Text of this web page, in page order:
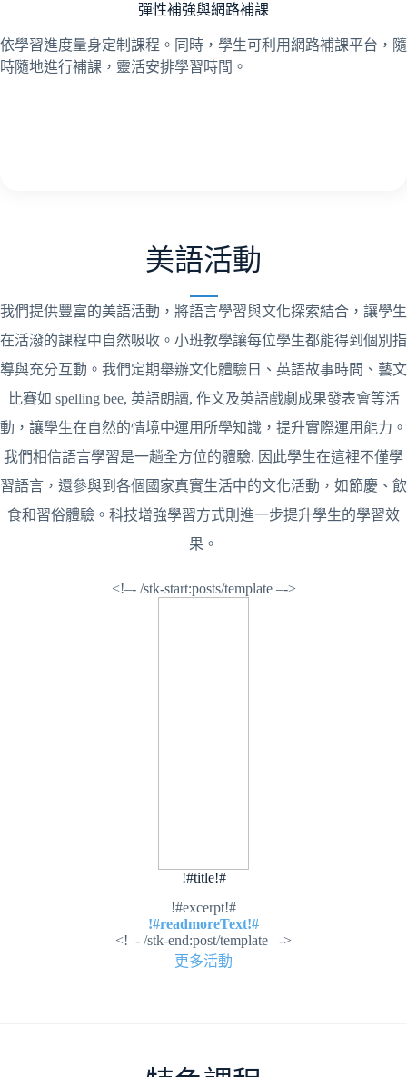
彈性補強與網路補課
依學習進度量身定制課程。同時，學生可利用網路補課平台，隨
時隨地進行補課，靈活安排學習時間。
美語活動
我們提供豐富的美語活動，將語言學習與文化探索結合，讓學生
在活潑的課程中自然吸收。小班教學讓每位學生都能得到個別指
導與充分互動。我們定期舉辦文化體驗日、英語故事時間、藝文
比賽如 spelling bee, 英語朗讀, 作文及英語戲劇成果發表會等活
動，讓學生在自然的情境中運用所學知識，提升實際運用能力。
我們相信語言學習是一趟全方位的體驗. 因此學生在這裡不僅學
習語言，還參與到各個國家真實生活中的文化活動，如節慶、飲
食和習俗體驗。科技增強學習方式則進一步提升學生的學習效
果。
<!–- /stk-start:posts/template –->
!#title!#
!#excerpt!#
!#readmoreText!#
<!–- /stk-end:post/template –->
更多活動